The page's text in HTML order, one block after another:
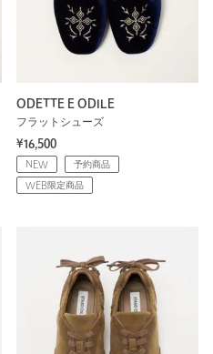
ODETTE E ODILE
フラットシューズ
¥16,500
NEW 予約商品
WEB限定商品